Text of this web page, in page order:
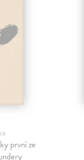
první ze